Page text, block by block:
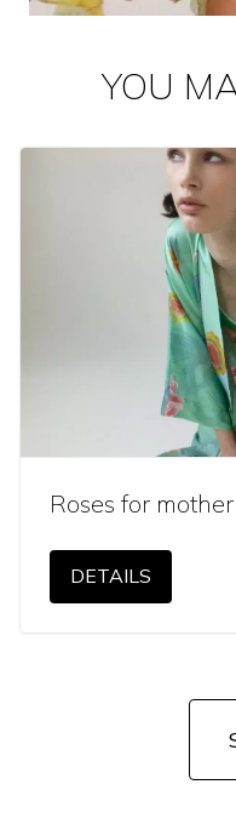
YOU
for mother SS24